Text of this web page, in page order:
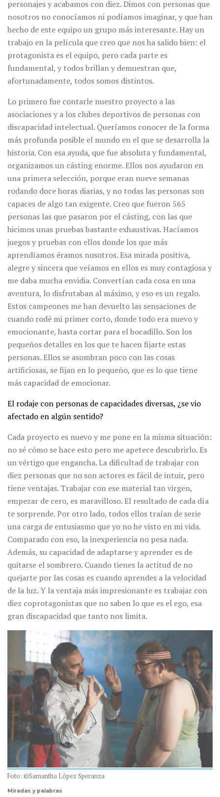
personajes y acabamos con diez. Dimos con personas que
nosotros no conocíamos ni podíamos imaginar, y que han
hecho de este equipo un grupo más interesante. Hay un
trabajo en la película que creo que nos ha salido bien: el
protagonista es el equipo, pero cada parte es
fundamental, y todos brillan y demuestran que,
afortunadamente, todos somos distintos.
Lo primero fue contarle nuestro proyecto a las
asociaciones y a los clubes deportivos de personas con
discapacidad intelectual. Queríamos conocer de la forma
más profunda posible el mundo en el que se desarrolla la
historia. Con esa ayuda, que fue absoluta y fundamental,
organizamos un cásting enorme. Ellos nos ayudaron en
una primera selección, porque eran nueve semanas
rodando doce horas diarias, y no todas las personas son
capaces de algo tan exigente. Creo que fueron 565
personas las que pasaron por el cásting, con las que
hicimos unas pruebas bastante exhaustivas. Hacíamos
juegos y pruebas con ellos donde los que más
aprendíamos éramos nosotros. Esa mirada positiva,
alegre y sincera que veíamos en ellos es muy contagiosa y
me daba mucha envidia. Convertían cada cosa en una
aventura, lo disfrutaban al máximo, y eso es un regalo.
Estos campeones me han devuelto las sensaciones de
cuando rodé mi primer corto, donde todo era nuevo y
emocionante, hasta cortar para el bocadillo. Son los
pequeños detalles en los que te hacen fijarte estas
personas. Ellos se asombran poco con las cosas
artificiosas, se fijan en lo pequeño, que es lo que tiene
más capacidad de emocionar.
El rodaje con personas de capacidades diversas, ¿se vio
afectado en algún sentido?
Cada proyecto es nuevo y me pone en la misma situación:
no sé cómo se hace esto pero me apetece descubrirlo. Es
un vértigo que engancha. La dificultad de trabajar con
diez personas que no son actores es fácil de intuir, pero
tiene ventajas. Trabajar con ese material tan virgen,
empezar de cero, es maravilloso. El resultado de cada día
te sorprende. Por otro lado, todos ellos traían de serie
una carga de entusiasmo que yo no he visto en mi vida.
Comparado con eso, la inexperiencia no pesa nada.
Además, su capacidad de adaptarse y aprender es de
quitarse el sombrero. Cuando tienes la actitud de no
quejarte por las cosas es cuando aprendes a la velocidad
de la luz. Y la ventaja más impresionante es trabajar con
diez coprotagonistas que no saben lo que es el ego, esa
gran discapacidad que tanto nos limita.
Foto: ©Samantha López Speranza
Miradas y palabras